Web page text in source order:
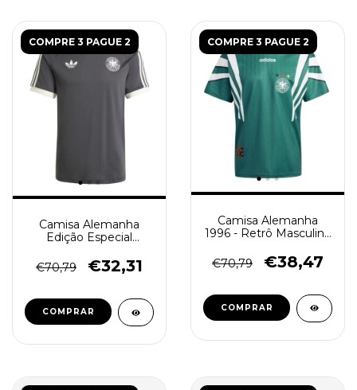
COMPRE 3 PAGUE 2
Camisa Alemanha
Edição Especial
Masculino - Preta
€70,79 €32,31
COMPRAR
COMPRE 3 PAGUE 2
Camisa Alemanha
1996 - Retrô Masculino
€70,79
€38,47
COMPRAR